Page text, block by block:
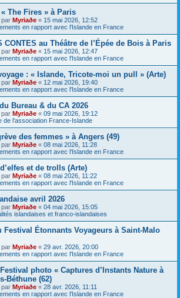
The Fires » à Paris
par Myriaðe « 15 mai 2026, 12:52
en rapport avec l'Islande en France
CONTES au Théâtre de l’Épée de Bois à Paris
par Myriaðe « 15 mai 2026, 12:47
en rapport avec l'Islande en France
: « Islande, Tricote-moi un pull » (Arte)
par Myriaðe « 12 mai 2026, 19:40
en rapport avec l'Islande en France
Bureau & du CA 2026
par Myriaðe « 09 mai 2026, 19:12
de l'association France-Islande
des femmes » à Angers (49)
par Myriaðe « 08 mai 2026, 11:28
en rapport avec l'Islande en France
et de trolls (Arte)
par Myriaðe « 08 mai 2026, 11:22
en rapport avec l'Islande en France
avril 2026
par Myriaðe « 04 mai 2026, 15:05
islandaises et franco-islandaises
Festival Étonnants Voyageurs à Saint-Malo
par Myriaðe « 29 avr. 2026, 20:00
en rapport avec l'Islande en France
photo « Captures d’Instants Nature à
Béthune (62)
par Myriaðe « 28 avr. 2026, 11:11
en rapport avec l'Islande en France